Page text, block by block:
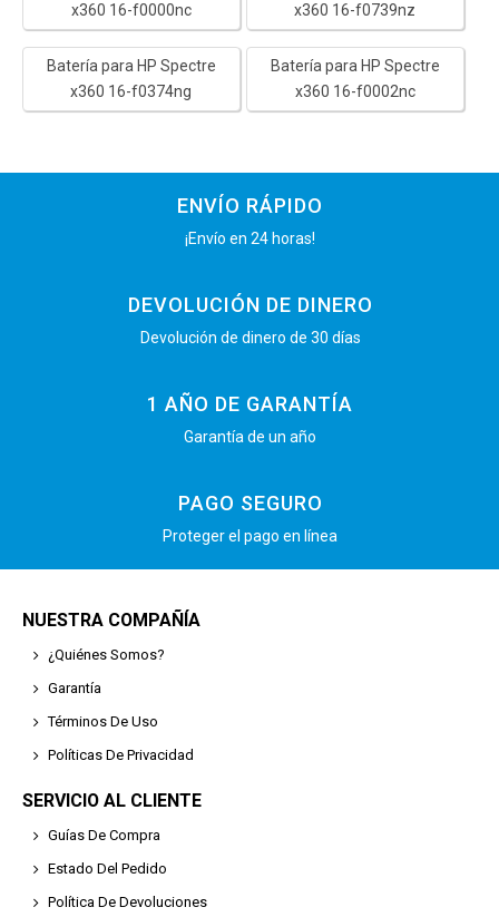
x360 16-f0000nc
x360 16-f0739nz
Batería para HP Spectre
x360 16-f0374ng
Batería para HP Spectre
x360 16-f0002nc
ENVÍO RÁPIDO
¡Envío en 24 horas!
DEVOLUCIÓN DE DINERO
Devolución de dinero de 30 días
1 AÑO DE GARANTÍA
Garantía de un año
PAGO SEGURO
Proteger el pago en línea
NUESTRA COMPAÑÍA
¿Quiénes Somos?
Garantía
Términos De Uso
Políticas De Privacidad
SERVICIO AL CLIENTE
Guías De Compra
Estado Del Pedido
Política De Devoluciones